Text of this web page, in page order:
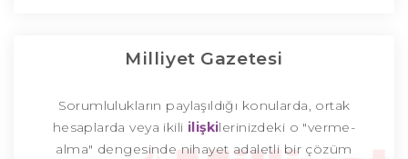
Milliyet Gazetesi
Sorumlulukların paylaşıldığı konularda, ortak
hesaplarda veya ikili ilişkilerinizdeki o "verme-
alma" dengesinde nihayet adaletli bir çözüm